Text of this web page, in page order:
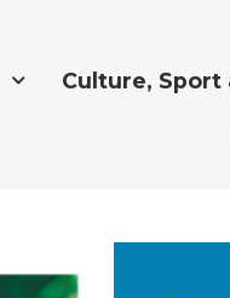
Culture, Sport